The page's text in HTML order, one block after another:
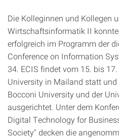
Die Kolleginnen und Kollegen
Wirtschaftsinformatik II
erfolgreich im Programm der
Conference on Information
34. ECIS findet vom 15. bis
University in Mailand statt
Bocconi University und der
ausgerichtet. Unter dem
Digital Technology for
Society" decken die